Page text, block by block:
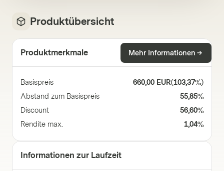
Produktübersicht
Produktmerkmale Mehr Informationen
Basispreis 660,00 EUR(103,37%)
Abstand zum Basispreis
55,85%
Discount
56,60%
Rendite max.
1,04%
Informationen zur Laufzeit